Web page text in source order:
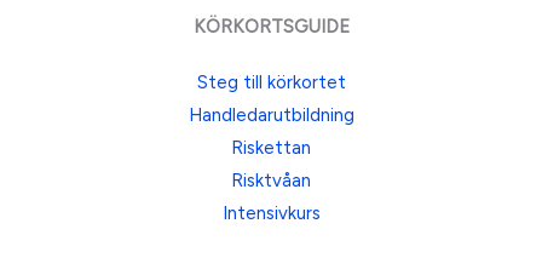
KÖRKORTSGUIDE
Steg till körkortet
Handledarutbildning
Riskettan
Risktvåan
Intensivkurs